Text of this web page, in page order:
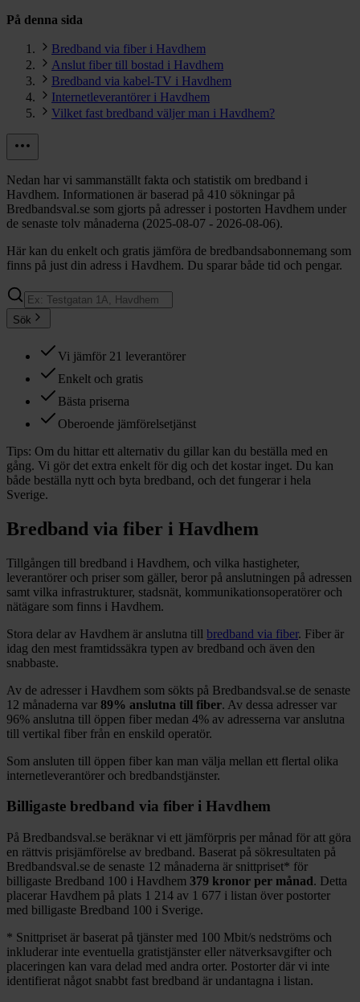
På denna sida
Bredband via fiber i Havdhem
Anslut fiber till bostad i Havdhem
Bredband via kabel-TV i Havdhem
Internetleverantörer i Havdhem
Vilket fast bredband väljer man i Havdhem?
Nedan har vi sammanställt fakta och statistik om bredband i
Havdhem. Informationen är baserad på 410 sökningar på
Bredbandsval.se som gjorts på adresser i postorten Havdhem under
de senaste tolv månaderna (2025-08-07 - 2026-08-06).
Här kan du enkelt och gratis jämföra de bredbandsabonnemang som
finns på just din adress i Havdhem. Du sparar både tid och pengar.
Sök
Vi jämför 21 leverantörer
Enkelt och gratis
Bästa priserna
Oberoende jämförelsetjänst
Tips: Om du hittar ett alternativ du gillar kan du beställa med en
gång. Vi gör det extra enkelt för dig och det kostar inget. Du kan
både beställa nytt och byta bredband, och det fungerar i hela
Sverige.
Bredband via fiber i Havdhem
Tillgången till bredband i Havdhem, och vilka hastigheter,
leverantörer och priser som gäller, beror på anslutningen på adressen
samt vilka infrastrukturer, stadsnät, kommunikationsoperatörer och
nätägare som finns i Havdhem.
Stora delar av Havdhem är anslutna till bredband via fiber. Fiber är
idag den mest framtidssäkra typen av bredband och även den
snabbaste.
Av de adresser i Havdhem som sökts på Bredbandsval.se de senaste
12 månaderna var 89% anslutna till fiber. Av dessa adresser var
96% anslutna till öppen fiber medan 4% av adresserna var anslutna
till vertikal fiber från en enskild operatör.
Som ansluten till öppen fiber kan man välja mellan ett flertal olika
internetleverantörer och bredbandstjänster.
Billigaste bredband via fiber i Havdhem
På Bredbandsval.se beräknar vi ett jämförpris per månad för att göra
en rättvis prisjämförelse av bredband. Baserat på sökresultaten på
Bredbandsval.se de senaste 12 månaderna är snittpriset* för
billigaste Bredband 100 i Havdhem 379 kronor per månad. Detta
placerar Havdhem på plats 1 214 av 1 677 i listan över postorter
med billigaste Bredband 100 i Sverige.
* Snittpriset är baserat på tjänster med 100 Mbit/s nedströms och
inkluderar inte eventuella gratistjänster eller nätverksavgifter och
placeringen kan vara delad med andra orter. Postorter där vi inte
identifierat något snabbt fast bredband är undantagna i listan.